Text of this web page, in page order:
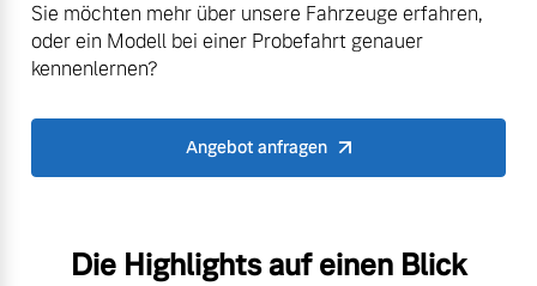
Sie möchten mehr über unsere Fahrzeuge erfahren,
oder ein Modell bei einer Probefahrt genauer
kennenlernen?
Angebot anfragen
Die Highlights auf einen Blick